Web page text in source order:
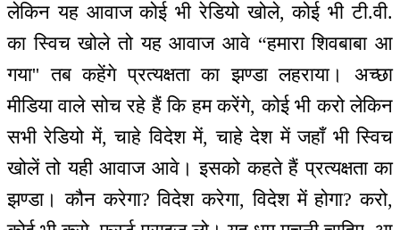
लेकिन यह आवाज कोई भी रेडियो खोले, कोई भी टी.वी.
का स्विच खोले तो यह आवाज आवे “हमारा शिवबाबा आ
गया'' तब कहेंगे प्रत्यक्षता का झण्डा लहराया। अच्छा
मीडिया वाले सोच रहे हैं कि हम करेंगे, कोई भी करो लेकिन
सभी रेडियो में, चाहे विदेश में, चाहे देश में जहाँ भी स्विच
खोलें तो यही आवाज आवे। इसको कहते हैं प्रत्यक्षता का
झण्डा। कौन करेगा? विदेश करेगा, विदेश में होगा? करो,